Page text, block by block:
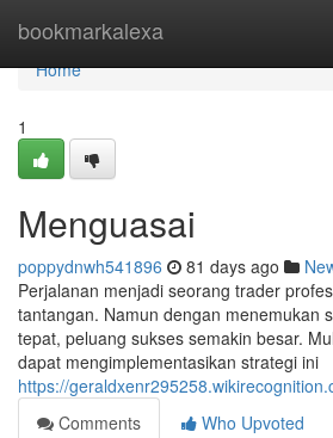
bookmarkalexa
Home
Home
1
Menguasai
poppydnwh541896 81 days ago
Perjalanan menjadi seorang trader
tantangan. Namun dengan menemukan
tepat, peluang sukses semakin besar.
dapat mengimplementasikan strategi ini
https://
Comments
Who Upvoted